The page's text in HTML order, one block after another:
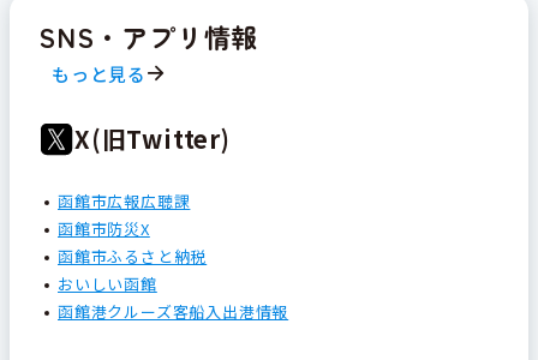
SNS・アプリ情報
もっと見る
X(旧Twitter)
函館市広報広聴課
函館市防災X
函館市ふるさと納税
おいしい函館
函館港クルーズ客船入出港情報